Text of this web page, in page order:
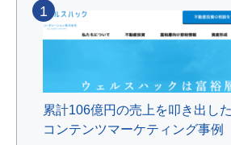
累計106億円の売上を叩き出し
コンテンツマーケティング事例
1